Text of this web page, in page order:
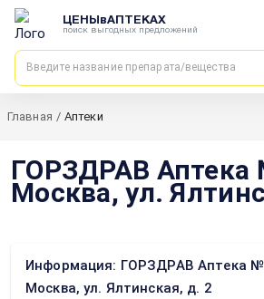
ЦЕНЫвАПТЕКАХ
поиск выгодных предложений
Главная / Аптеки
ГОРЗДРАВ Аптека
Москва, ул.
Информация: ГОРЗДРАВ Аптека
Москва, ул. Ялтинская, д. 2